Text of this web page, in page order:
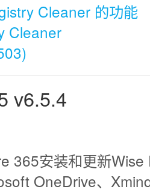
Cleaner 的功能
Cleaner
v6.5.4
365安装和更新
OneDrive、